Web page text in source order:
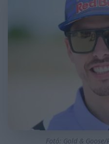
Fotó: Gold &